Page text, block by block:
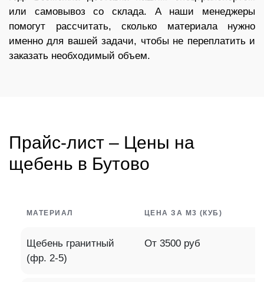
или самовывоз со склада. А наши менеджеры
помогут рассчитать, сколько материала нужно
именно для вашей задачи, чтобы не переплатить и
заказать необходимый объем.
Прайс-лист – Цены на
щебень в Бутово
МАТЕРИАЛ ЦЕНА ЗА М3 (КУБ)
Щебень гранитный
(фр. 2-5)
От 3500 руб